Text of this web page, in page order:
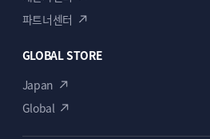
및 작업이 신속하고 정확하
레퍼런스 사이트 주소
주소(url)를 알려주세요.
파트너센터
GLOBAL STORE
Japan
Global